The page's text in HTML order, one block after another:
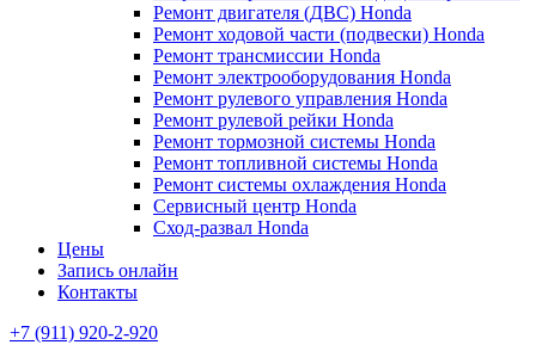
Ремонт двигателя (ДВС) Honda
Ремонт ходовой части (подвески) Honda
Ремонт трансмиссии Honda
Ремонт электрооборудования Honda
Ремонт рулевого управления Honda
Ремонт рулевой рейки Honda
Ремонт тормозной системы Honda
Ремонт топливной системы Honda
Ремонт системы охлаждения Honda
Сервисный центр Honda
Сход-развал Honda
Цены
Запись онлайн
Контакты
+7 (911) 920-2-920